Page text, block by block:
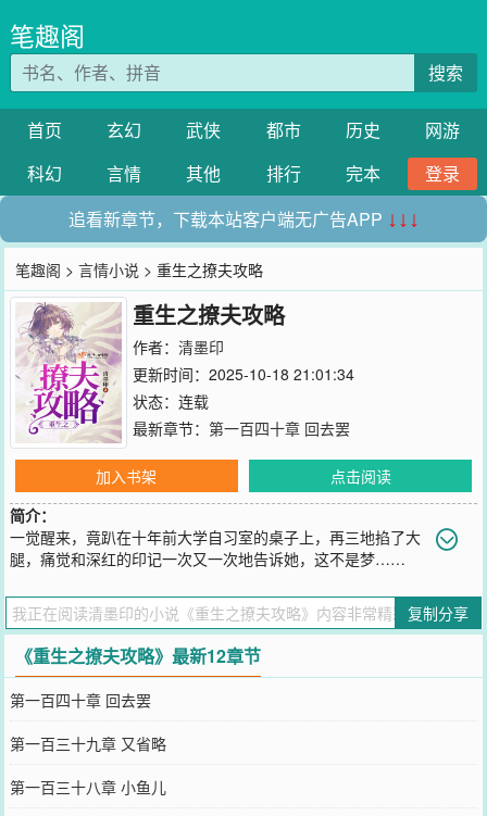
笔趣阁
搜索
首页 玄幻 武侠 都市 历史
网游
科幻
言情 其他 排行 完本
登录
追看新章节，下载本站客户端无广告APP ↓↓↓
笔趣阁 >言情小说 > 重生之撩夫攻略
重生之撩夫攻略
作者： 清墨印
更新时间：2025-10-18 21:01:34
状态：连载
最新章节： 第一百四十章 回去罢
加入书架
点击阅读
简介：
一觉醒来，竟趴在十年前大学自习室的桌子上，再三地掐了大
腿，痛觉和深红的印记一次又一次地告诉她，这不是梦……
博微信里的朋友推荐哦！
复制分享
《重生之撩夫攻略》最新12章节
第一百四十章 回去罢
第一百三十九章 又省略
第一百三十八章 小鱼儿